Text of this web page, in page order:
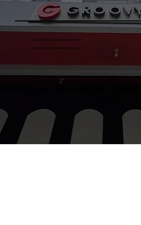
FOR VENUE & VENDOR RELATIONSHIP
please send your price & catalogue to:
procurementgroovygroup@gmail.com